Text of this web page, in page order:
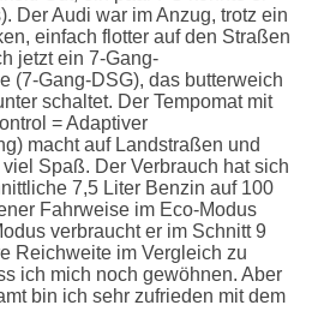
Der Audi war im Anzug, trotz ein
einfach flotter auf den Straßen
jetzt ein 7-Gang-
(7-Gang-DSG), das butterweich
schaltet. Der Tempomat mit
= Adaptiver
macht auf Landstraßen und
Spaß. Der Verbrauch hat sich
7,5 Liter Benzin auf 100
Fahrweise im Eco-Modus
verbraucht er im Schnitt 9
Reichweite im Vergleich zu
ich mich noch gewöhnen. Aber
bin ich sehr zufrieden mit dem